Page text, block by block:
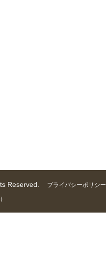
Reserved. プライバシーポリシー